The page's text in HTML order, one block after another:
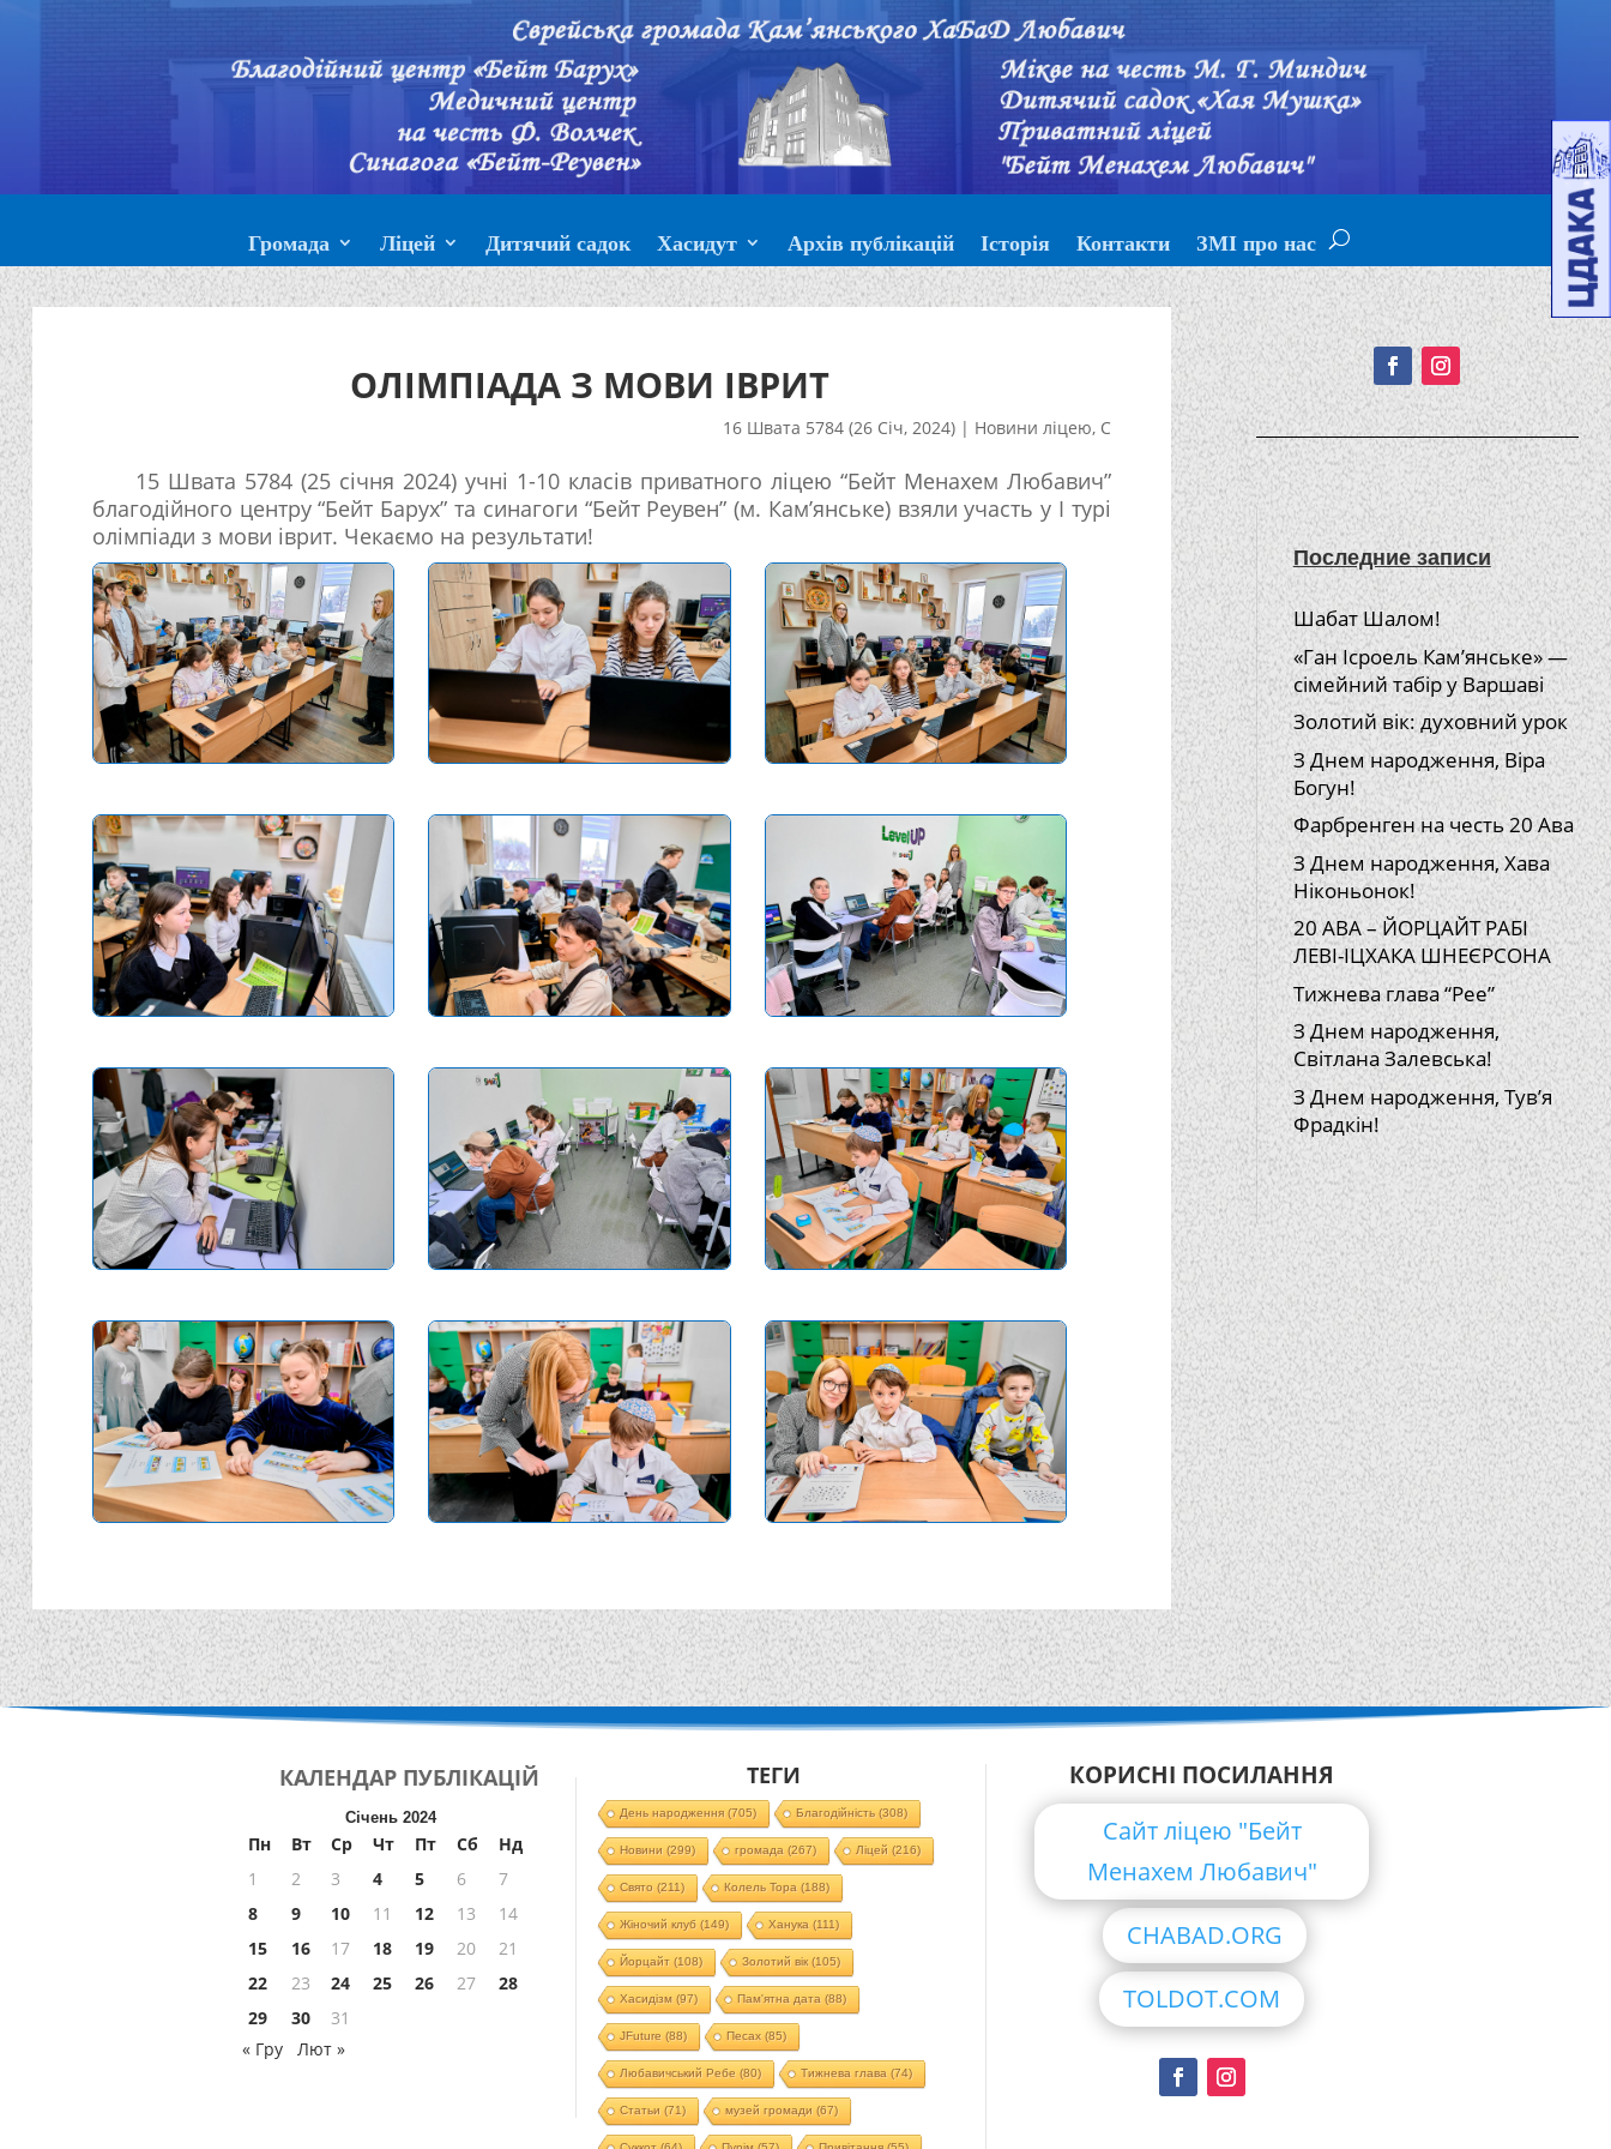
Громада Ліцей Дитячий садок Хасидут Архів публікацій Історія Контакти ЗМІ про нас
ОЛІМПІАДА З МОВИ ІВРИТ
16 Швата 5784 (26 Січ, 2024)| Новини ліцею, С
15 Швата 5784 (25 січня 2024) учні 1-10 класів приватного ліцею “Бейт Менахем Любавич”
благодійного центру “Бейт Барух” та синагоги “Бейт Реувен” (м. Кам’янське) взяли участь у I турі
олімпіади з мови іврит. Чекаємо на результати!
Подписывайтесь!
Последние записи
Шабат Шалом!
«Ган Ісроель Кам’янське» —
сімейний табір у Варшаві
Золотий вік: духовний урок
З Днем народження, Віра
Богун!
Фарбренген на честь 20 Ава
З Днем народження, Хава
Ніконьонок!
20 АВА – ЙОРЦАЙТ РАБІ
ЛЕВІ-ІЦХАКА ШНЕЄРСОНА
Тижнева глава “Рее”
З Днем народження,
Світлана Залевська!
З Днем народження, Тув’я
Фрадкін!
КАЛЕНДАР ПУБЛІКАЦІЙ
Січень 2024
Пн Вт Ср Чт Пт Сб
Нд
1
2 3 4 5 6
7
8
9 10 11 12 13
14
15
16 17 18 19 20
21
22
23 24 25 26 27
28
29
30
31
« Гру
Лют »
ТЕГИ
День народження(705) Благодійність (308)
Новини (299) громада (267) Ліцей (216)
Свято (211) Колель Тора (188)
Жіночий клуб (149) Ханука (111)
Йорцайт (108) Золотий вік(105)
Хасидізм (97) Пам'ятна дата (88)
JFuture (88) Песах(85)
Любавичський Ребе (80) Тижнева глава (74)
Статьи (71) музей громади (67)
КОРИСНІ ПОСИЛАННЯ
Сайт ліцею "Бейт
Менахем Любавич"
CHABAD.ORG
TOLDOT.COM